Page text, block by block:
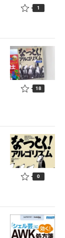
1
18
0